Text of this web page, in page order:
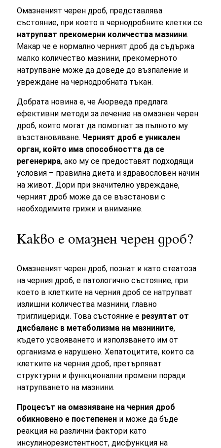
Омазненият черен дроб, представлява
състояние, при което в чернодробните клетки се
натрупват прекомерни количества мазнини.
Макар че е нормално черният дроб да съдържа
малко количество мазнини, прекомерното
натрупване може да доведе до възпаление и
увреждане на чернодробната тъкан.
Добрата новина е, че Аюрведа предлага
ефективни методи за лечение на омазнен черен
дроб, които могат да помогнат за пълното му
възстановяване. Черният дроб е уникален
орган, който има способността да се
регенерира, ако му се предоставят подходящи
условия – правилна диета и здравословен начин
на живот. Дори при значително увреждане,
черният дроб може да се възстанови с
необходимите грижи и внимание.
Какво е омазнен черен дроб?
Омазненият черен дроб, познат и като стеатоза
на черния дроб, е патологично състояние, при
което в клетките на черния дроб се натрупват
излишни количества мазнини, главно
триглицериди. Това състояние е резултат от
дисбаланс в метаболизма на мазнините,
където усвояването и използването им от
организма е нарушено. Хепатоцитите, които са
клетките на черния дроб, претърпяват
структурни и функционални промени поради
натрупването на мазнини.
Процесът на омазняване на черния дроб
обикновено е постепенен и може да бъде
реакция на различни фактори като
инсулинорезистентност, дисфункция на